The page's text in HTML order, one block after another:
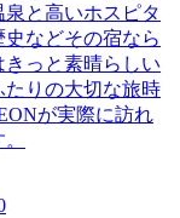
と高いホスピタ
などその宿なら
っと素晴らしい
りの大切な旅時
が実際に訪れ